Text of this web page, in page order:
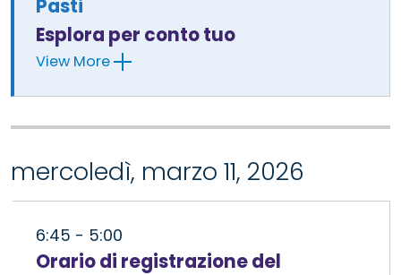
Pasti
Esplora per conto tuo
View More
mercoledì, marzo 11, 2026
6:45 - 5:00
Orario di registrazione del